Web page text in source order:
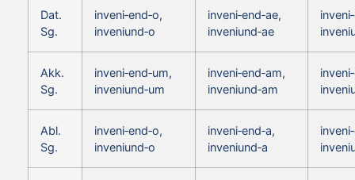
Dat.
Sg.
inveni‑end‑o,
inveniund‑o
inveni‑end‑ae,
inveniund‑ae
Akk.
Sg.
inveni‑end‑um,
inveniund‑um
inveni‑end‑am,
inveniund‑am
Abl.
Sg.
inveni‑end‑o,
inveniund‑o
inveni‑end‑a,
inveniund‑a